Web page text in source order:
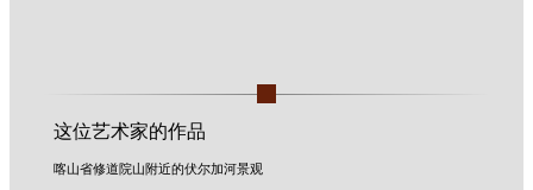
这位艺术家的作品
喀山省修道院山附近的伏尔加河景观